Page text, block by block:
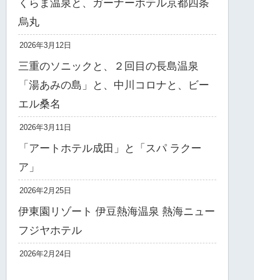
くらま温泉と、ガーナーホテル京都四条
烏丸
2026年3月12日
三重のソニックと、２回目の長島温泉
「湯あみの島」と、中川コロナと、ビー
エル桑名
2026年3月11日
「アートホテル成田」と「スパ ラクー
ア」
2026年2月25日
伊東園リゾート 伊豆熱海温泉 熱海ニュー
フジヤホテル
2026年2月24日